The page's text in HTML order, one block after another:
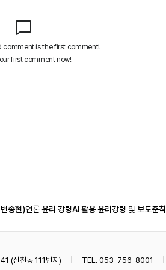
종현)언론 윤리 강령AI 활용 윤리강령 및 보도준칙
(신천동 111번지) TEL. 053-756-8001